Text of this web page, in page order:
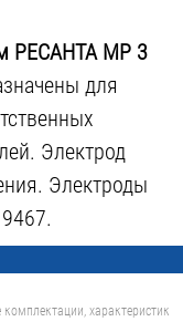
РЕСАНТА МР 3
для
Электрод
Электроды
характеристик